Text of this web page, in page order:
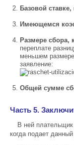
Базовой ставке,
Имеющемся
Размере сбора,
переплате
меньшем
заявление:
Общей сумме
Часть 5.
В ней
когда подает